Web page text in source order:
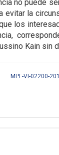
no puede
evitar la
los
Kain sin
MPF-VI-02200-